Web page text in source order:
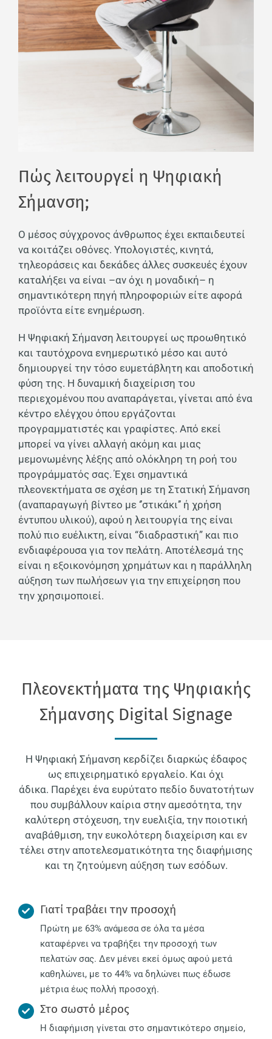
Πώς λειτουργεί η Ψηφιακή
Σήμανση;
Ο μέσος σύγχρονος άνθρωπος έχει εκπαιδευτεί
να κοιτάζει οθόνες. Υπολογιστές, κινητά,
τηλεοράσεις και δεκάδες άλλες συσκευές έχουν
καταλήξει να είναι –αν όχι η μοναδική– η
σημαντικότερη πηγή πληροφοριών είτε αφορά
προϊόντα είτε ενημέρωση.
Η Ψηφιακή Σήμανση λειτουργεί ως προωθητικό
και ταυτόχρονα ενημερωτικό μέσο και αυτό
δημιουργεί την τόσο ευμετάβλητη και αποδοτική
φύση της. Η δυναμική διαχείριση του
περιεχομένου που αναπαράγεται, γίνεται από ένα
κέντρο ελέγχου όπου εργάζονται
προγραμματιστές και γραφίστες. Από εκεί
μπορεί να γίνει αλλαγή ακόμη και μιας
μεμονωμένης λέξης από ολόκληρη τη ροή του
προγράμματός σας. Έχει σημαντικά
πλεονεκτήματα σε σχέση με τη Στατική Σήμανση
(αναπαραγωγή βίντεο με ‘’στικάκι’’ ή χρήση
έντυπου υλικού), αφού η λειτουργία της είναι
πολύ πιο ευέλικτη, είναι “διαδραστική” και πιο
ενδιαφέρουσα για τον πελάτη. Αποτέλεσμά της
είναι η εξοικονόμηση χρημάτων και η παράλληλη
αύξηση των πωλήσεων για την επιχείρηση που
την χρησιμοποιεί.
Πλεονεκτήματα της Ψηφιακής
Σήμανσης Digital Signage
Η Ψηφιακή Σήμανση κερδίζει διαρκώς έδαφος
ως επιχειρηματικό εργαλείο. Και όχι
άδικα. Παρέχει ένα ευρύτατο πεδίο δυνατοτήτων
που συμβάλλουν καίρια στην αμεσότητα, την
καλύτερη στόχευση, την ευελιξία, την ποιοτική
αναβάθμιση, την ευκολότερη διαχείριση και εν
τέλει στην αποτελεσματικότητα της διαφήμισης
και τη ζητούμενη αύξηση των εσόδων.
Γιατί τραβάει την προσοχή
Πρώτη με 63% ανάμεσα σε όλα τα μέσα
καταφέρνει να τραβήξει την προσοχή των
πελατών σας. Δεν μένει εκεί όμως αφού μετά
καθηλώνει, με το 44% να δηλώνει πως έδωσε
μέτρια έως πολλή προσοχή.
Στο σωστό μέρος
Η διαφήμιση γίνεται στο σημαντικότερο σημείο,